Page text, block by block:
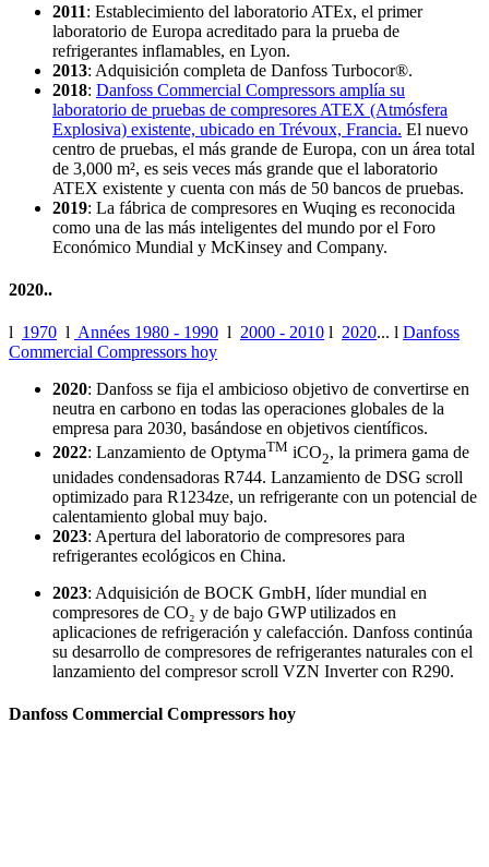
2011: Establecimiento del laboratorio ATEx, el primer
laboratorio de Europa acreditado para la prueba de
refrigerantes inflamables, en Lyon.
2013: Adquisición completa de Danfoss Turbocor®.
2018: Danfoss Commercial Compressors amplía su
laboratorio de pruebas de compresores ATEX (Atmósfera
Explosiva) existente, ubicado en Trévoux, Francia. El nuevo
centro de pruebas, el más grande de Europa, con un área total
de 3,000 m², es seis veces más grande que el laboratorio
ATEX existente y cuenta con más de 50 bancos de pruebas.
2019: La fábrica de compresores en Wuqing es reconocida
como una de las más inteligentes del mundo por el Foro
Económico Mundial y McKinsey and Company.
2020..
l 1970 l Années 1980 - 1990 l 2000 - 2010 l 2020... l Danfoss
Commercial Compressors hoy
2020: Danfoss se fija el ambicioso objetivo de convertirse en
neutra en carbono en todas las operaciones globales de la
empresa para 2030, basándose en objetivos científicos.
2022: Lanzamiento de OptymaTM iCO2, la primera gama de
unidades condensadoras R744. Lanzamiento de DSG scroll
optimizado para R1234ze, un refrigerante con un potencial de
calentamiento global muy bajo.
2023: Apertura del laboratorio de compresores para
refrigerantes ecológicos en China.
2023: Adquisición de BOCK GmbH, líder mundial en
compresores de CO₂ y de bajo GWP utilizados en
aplicaciones de refrigeración y calefacción. Danfoss continúa
su desarrollo de compresores de refrigerantes naturales con el
lanzamiento del compresor scroll VZN Inverter con R290.
Danfoss Commercial Compressors hoy